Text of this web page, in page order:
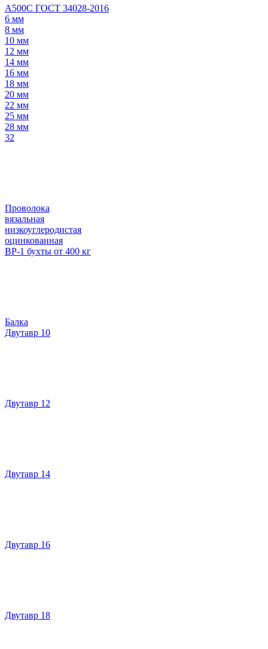
А500С ГОСТ 34028-2016
6 мм
8 мм
10 мм
12 мм
14 мм
16 мм
18 мм
20 мм
22 мм
25 мм
28 мм
32
Проволока
вязальная
низкоуглеродистая
оцинкованная
ВР-1 бухты от 400 кг
Балка
Двутавр 10
Двутавр 12
Двутавр 14
Двутавр 16
Двутавр 18